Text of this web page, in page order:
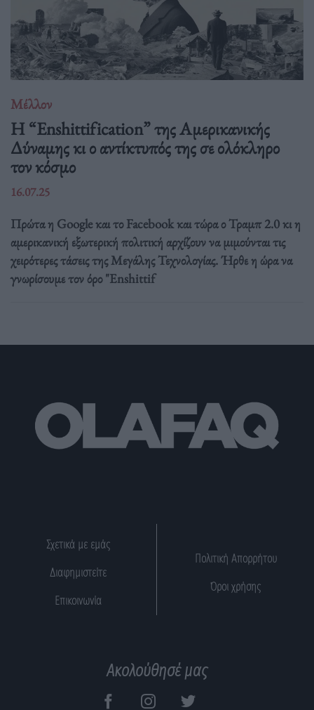
Μέλλον
Η “Enshittification” της Αμερικανικής
Δύναμης κι ο αντίκτυπός της σε ολόκληρο
τον κόσμο
16.07.25
Πρώτα η Google και το Facebook και τώρα ο Τραμπ 2.0 κι η
αμερικανική εξωτερική πολιτική αρχίζουν να μιμούνται τις
χειρότερες τάσεις της Μεγάλης Τεχνολογίας. Ήρθε η ώρα να
γνωρίσουμε τον όρο "Enshittif
Σχετικά με εμάς
Διαφημιστείτε
Επικοινωνία
Πολιτική Απορρήτου
Όροι χρήσης
Ακολούθησέ μας